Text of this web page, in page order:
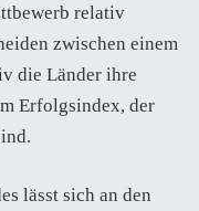
relativ
zwischen einem
die Länder ihre
Erfolgsindex, der
lässt sich an den